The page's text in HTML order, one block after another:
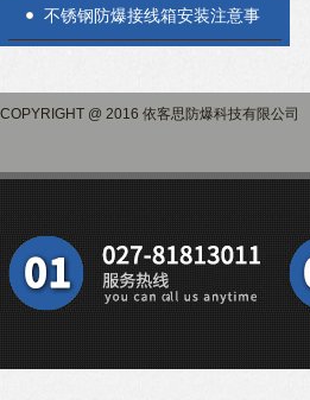
细检查
不锈钢防爆接线箱安装注意事
COPYRIGHT @ 2016 依客思防爆科技有限公司